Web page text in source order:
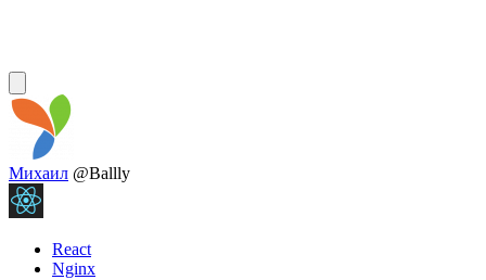
Михаил @Ballly
React
Nginx